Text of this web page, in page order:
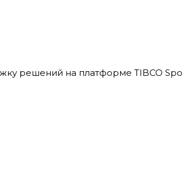
решений на платформе TIBCO